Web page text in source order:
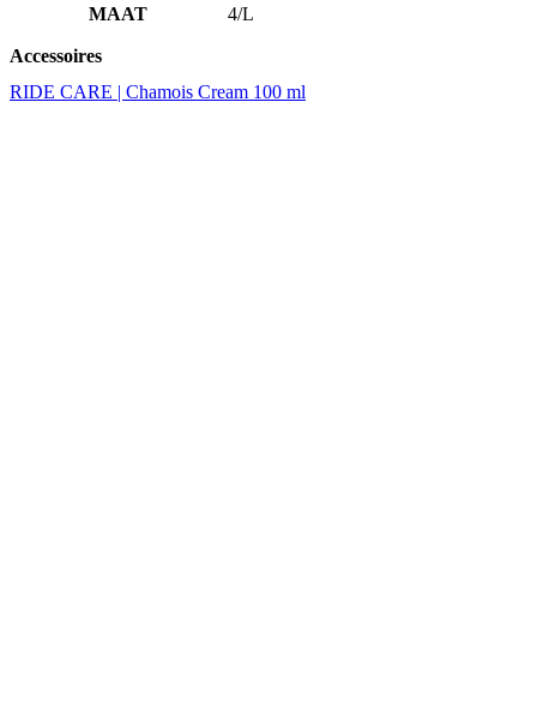
MAAT
4/L
Accessoires
RIDE CARE | Chamois Cream 100 ml